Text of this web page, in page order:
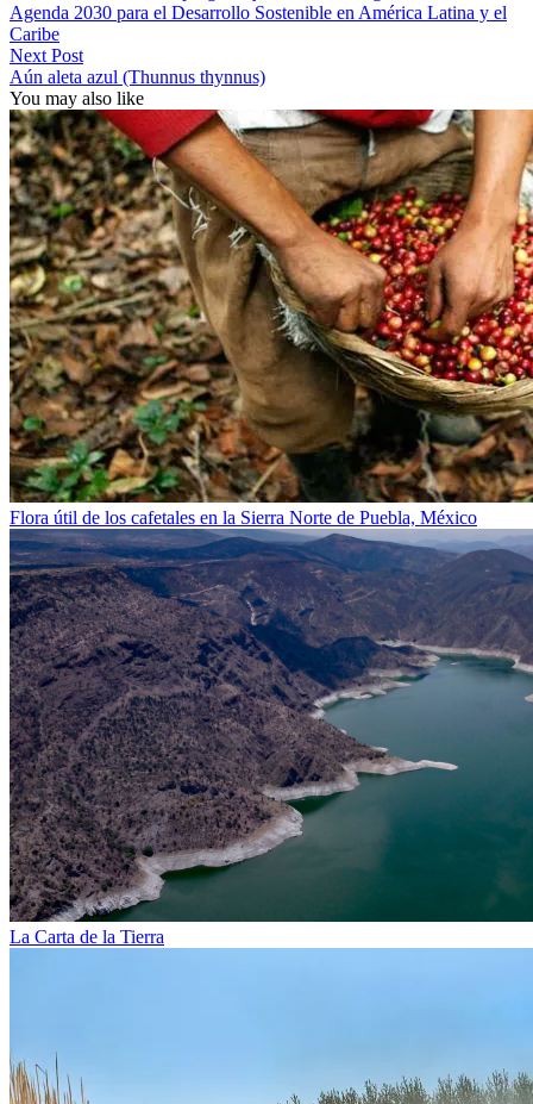
Agenda 2030 para el Desarrollo Sostenible en América Latina y el
Caribe
Next Post
Aún aleta azul (Thunnus thynnus)
You may also like
Flora útil de los cafetales en la Sierra Norte de Puebla, México
La Carta de la Tierra